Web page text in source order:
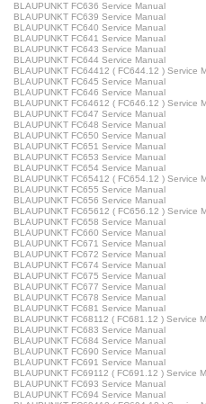
BLAUPUNKT FC636 Service Manual
BLAUPUNKT FC639 Service Manual
BLAUPUNKT FC640 Service Manual
BLAUPUNKT FC641 Service Manual
BLAUPUNKT FC643 Service Manual
BLAUPUNKT FC644 Service Manual
BLAUPUNKT FC64412 ( FC644.12 ) Service
BLAUPUNKT FC645 Service Manual
BLAUPUNKT FC646 Service Manual
BLAUPUNKT FC64612 ( FC646.12 ) Service
BLAUPUNKT FC647 Service Manual
BLAUPUNKT FC648 Service Manual
BLAUPUNKT FC650 Service Manual
BLAUPUNKT FC651 Service Manual
BLAUPUNKT FC653 Service Manual
BLAUPUNKT FC654 Service Manual
BLAUPUNKT FC65412 ( FC654.12 ) Service
BLAUPUNKT FC655 Service Manual
BLAUPUNKT FC656 Service Manual
BLAUPUNKT FC65612 ( FC656.12 ) Service
BLAUPUNKT FC658 Service Manual
BLAUPUNKT FC660 Service Manual
BLAUPUNKT FC671 Service Manual
BLAUPUNKT FC672 Service Manual
BLAUPUNKT FC674 Service Manual
BLAUPUNKT FC675 Service Manual
BLAUPUNKT FC677 Service Manual
BLAUPUNKT FC678 Service Manual
BLAUPUNKT FC681 Service Manual
BLAUPUNKT FC68112 ( FC681.12 ) Service
BLAUPUNKT FC683 Service Manual
BLAUPUNKT FC684 Service Manual
BLAUPUNKT FC690 Service Manual
BLAUPUNKT FC691 Service Manual
BLAUPUNKT FC69112 ( FC691.12 ) Service
BLAUPUNKT FC693 Service Manual
BLAUPUNKT FC694 Service Manual